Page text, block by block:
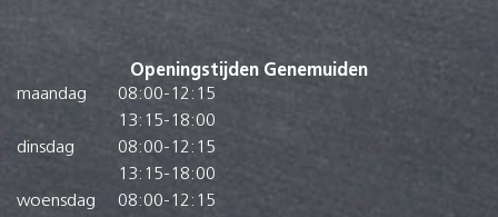
Openingstijden Genemuiden
maandag
08:00-12:15
13:15-18:00
dinsdag
08:00-12:15
13:15-18:00
woensdag
08:00-12:15